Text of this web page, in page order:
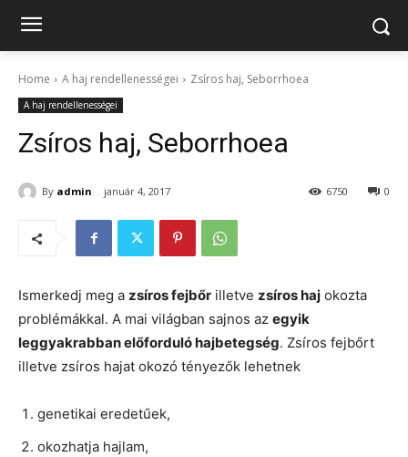
Home A haj rendellenességei Zsíros haj, Seborrhoea
A haj rendellenességei
Zsíros haj, Seborrhoea
By admin január 4, 2017 0
6750
Ismerkedj meg a zsíros fejbőr illetve zsíros haj okozta
problémákkal. A mai világban sajnos az egyik
leggyakrabban előforduló hajbetegség. Zsíros fejbőrt
illetve zsíros hajat okozó tényezők lehetnek
genetikai eredetűek,
okozhatja hajlam,